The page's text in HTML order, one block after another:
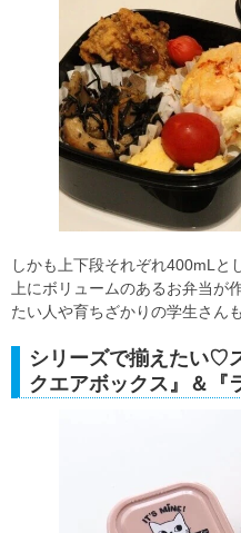
しかも上下段それぞれ400mLと
上にボリュームのあるお弁当が
たい人や育ちざかりの学生さん
シリーズで揃えたい♡
クエアボックス』＆『